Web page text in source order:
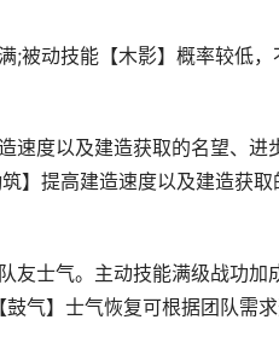
动技能【木影】概率较低，
度以及建造获取的名望、进
】提高建造速度以及建造获
士气。主动技能满级战功加
气】士气恢复可根据团队需求